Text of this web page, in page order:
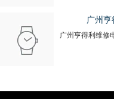
广州
广州亨得利维修